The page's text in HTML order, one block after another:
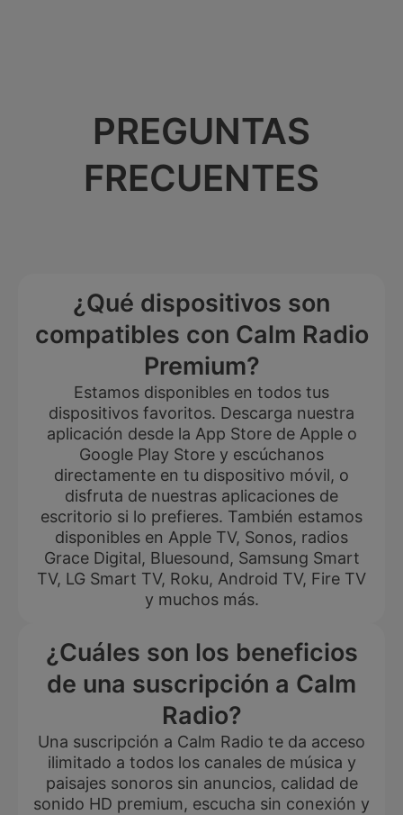
PREGUNTAS
FRECUENTES
¿Qué dispositivos son
compatibles con Calm Radio
Premium?
Estamos disponibles en todos tus
dispositivos favoritos. Descarga nuestra
aplicación desde la App Store de Apple o
Google Play Store y escúchanos
directamente en tu dispositivo móvil, o
disfruta de nuestras aplicaciones de
escritorio si lo prefieres. También estamos
disponibles en Apple TV, Sonos, radios
Grace Digital, Bluesound, Samsung Smart
TV, LG Smart TV, Roku, Android TV, Fire TV
y muchos más.
¿Cuáles son los beneficios
de una suscripción a Calm
Radio?
Una suscripción a Calm Radio te da acceso
ilimitado a todos los canales de música y
paisajes sonoros sin anuncios, calidad de
sonido HD premium, escucha sin conexión y